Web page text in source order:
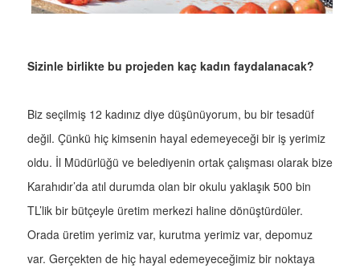
Sizinle birlikte bu projeden kaç kadın faydalanacak?
Biz seçilmiş 12 kadınız diye düşünüyorum, bu bir tesadüf
değil. Çünkü hiç kimsenin hayal edemeyeceği bir iş yerimiz
oldu. İl Müdürlüğü ve belediyenin ortak çalışması olarak bize
Karahıdır’da atıl durumda olan bir okulu yaklaşık 500 bin
TL’lik bir bütçeyle üretim merkezi haline dönüştürdüler.
Orada üretim yerimiz var, kurutma yerimiz var, depomuz
var. Gerçekten de hiç hayal edemeyeceğimiz bir noktaya